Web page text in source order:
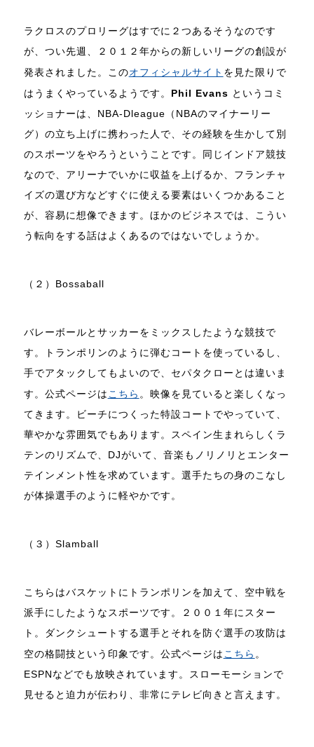
ラクロスのプロリーグはすでに２つあるそうなのです
が、つい先週、２０１２年からの新しいリーグの創設が
発表されました。このオフィシャルサイト を見た限りで
はうまくやっているようです。 Phil Evans というコミ
ッショナーは、NBA-Dleague（NBAのマイナーリー
グ）の立ち上げに携わった人で、その経験を生かして別
のスポーツをやろうということです。同じインドア競技
なので、アリーナでいかに収益を上げるか、フランチャ
イズの選び方などすぐに使える要素はいくつかあること
が、容易に想像できます。ほかのビジネスでは、こうい
う転向をする話はよくあるのではないでしょうか。
（２）Bossaball
バレーボールとサッカーをミックスしたような競技で
す。トランポリンのように弾むコートを使っているし、
手でアタックしてもよいので、セパタクローとは違いま
す。公式ページは こちら 。映像を見ていると楽しくなっ
てきます。ビーチにつくった特設コートでやっていて、
華やかな雰囲気でもあります。スペイン生まれらしくラ
テンのリズムで、DJがいて、音楽もノリノリとエンター
テインメント性を求めています。選手たちの身のこなし
が体操選手のように軽やかです。
（３）Slamball
こちらはバスケットにトランポリンを加えて、空中戦を
派手にしたようなスポーツです。２００１年にスター
ト。ダンクシュートする選手とそれを防ぐ選手の攻防は
空の格闘技という印象です。公式ページは こちら 。
ESPNなどでも放映されています。スローモーションで
見せると迫力が伝わり、非常にテレビ向きと言えます。